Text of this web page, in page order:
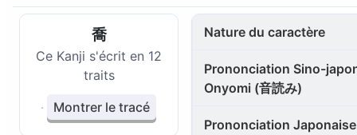
喬
Ce Kanji s'écrit en 12
traits
Montrer le tracé
Nature du caractère
Prononciation Sino-
Onyomi (音読み)
Prononciation